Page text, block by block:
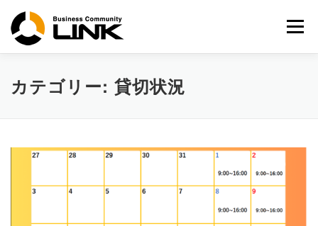
メニュー
カテゴリー: 貸切状況